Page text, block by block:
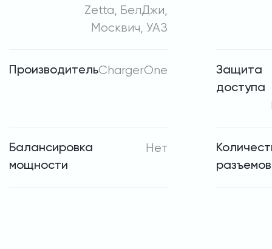
Zetta, БелДжи,
Москвич, УАЗ
ПроизводительChargerOne
Защита
доступа
Балансировка
мощности
Нет
разъемов